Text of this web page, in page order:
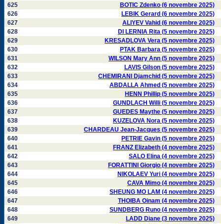
625
BOTIC Zdenko (6 novembre 2025)
626
LEBIK Gerard (6 novembre 2025)
627
ALIYEV Vahid (6 novembre 2025)
628
DI LERNIA Rita (5 novembre 2025)
629
KRESADLOVA Vera (5 novembre 2025)
630
PTAK Barbara (5 novembre 2025)
631
WILSON Mary Ann (5 novembre 2025)
632
LAVIS Gilson (5 novembre 2025)
633
CHEMIRANI Djamchid (5 novembre 2025)
634
ABDALLA Ahmed (5 novembre 2025)
635
HENN Phillip (5 novembre 2025)
636
GUNDLACH Willi (5 novembre 2025)
637
GUEDES Maythe (5 novembre 2025)
638
KUZELOVA Nora (5 novembre 2025)
639
CHARDEAU Jean-Jacques (5 novembre 2025)
640
PETRIE Gavin (5 novembre 2025)
641
FRANZ Elizabeth (4 novembre 2025)
642
SALO Elina (4 novembre 2025)
643
FORATTINI Giorgio (4 novembre 2025)
644
NIKOLAEV Yuri (4 novembre 2025)
645
CAVA Mimo (4 novembre 2025)
646
SHEUNG MO LAM (4 novembre 2025)
647
THOIBA Oinam (4 novembre 2025)
648
SUNDBERG Runo (4 novembre 2025)
649
LADD Diane (3 novembre 2025)